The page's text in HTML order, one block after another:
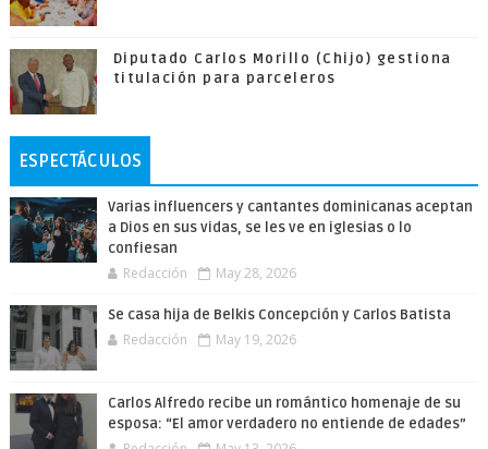
Diputado Carlos Morillo (Chijo) gestiona
titulación para parceleros
ESPECTÁCULOS
Varias influencers y cantantes dominicanas aceptan
a Dios en sus vidas, se les ve en iglesias o lo
confiesan
Redacción May 28, 2026
Se casa hija de Belkis Concepción y Carlos Batista
Redacción May 19, 2026
Carlos Alfredo recibe un romántico homenaje de su
esposa: “El amor verdadero no entiende de edades”